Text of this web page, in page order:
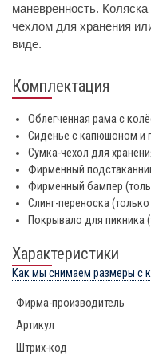
маневренность.
чехлом для хранения
виде.
Комплектация
Облегченная рама c
Сиденье с капюшоном и
Сумка-чехол для
Фирменный
Фирменный бампер
Слинг-переноска
Покрывало для пикника
Характеристики
Как мы снимаем размеры с
Фирма-производитель
Артикул
Штрих-код